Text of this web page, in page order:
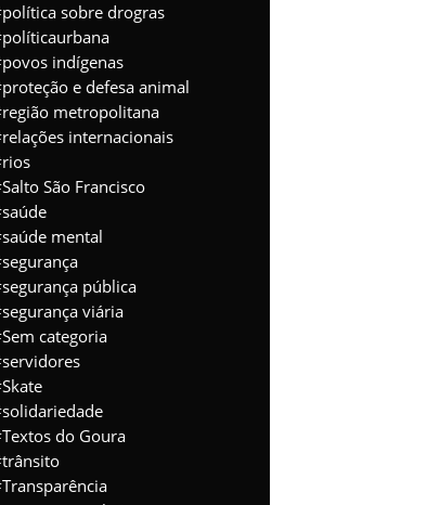
política sobre drogras
políticaurbana
povos indígenas
proteção e defesa animal
região metropolitana
relações internacionais
rios
Salto São Francisco
saúde
saúde mental
segurança
segurança pública
segurança viária
Sem categoria
servidores
Skate
solidariedade
Textos do Goura
trânsito
Transparência